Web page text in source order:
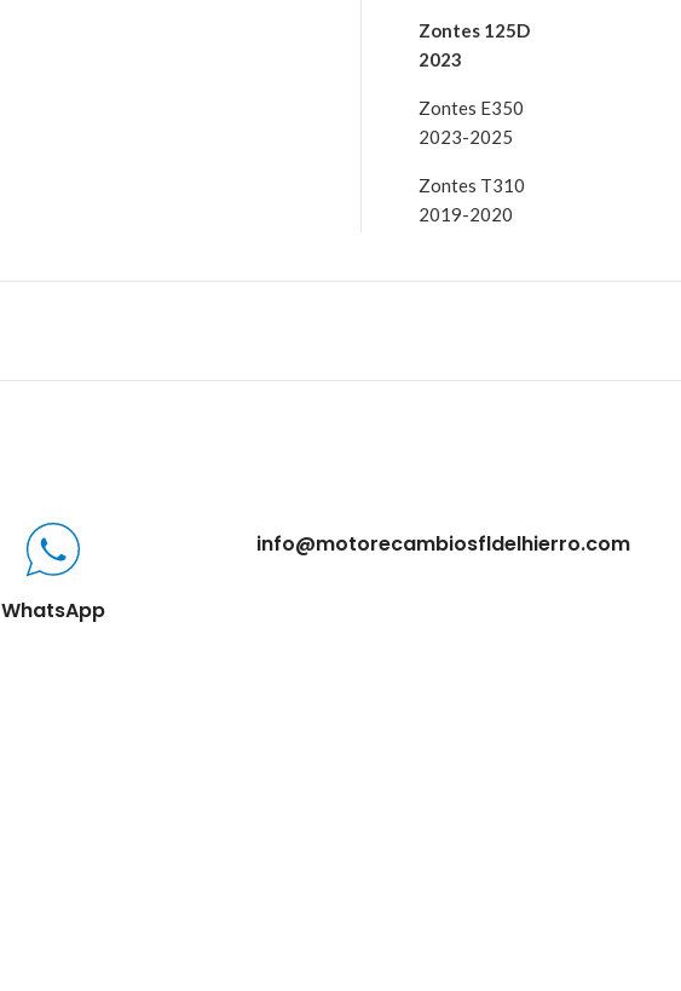
Zontes 125D
2023
Zontes E350
2023-2025
Zontes T310
2019-2020
WhatsApp
info@motorecambiosfldelhierro.com